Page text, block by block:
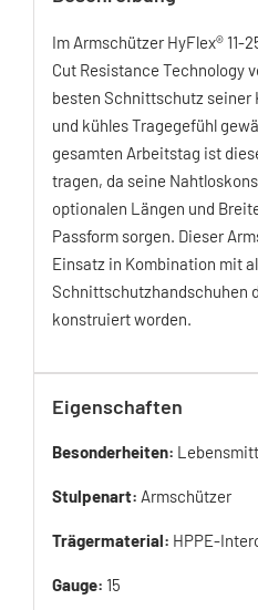
Im Armschützer HyFlex® 11-
Cut Resistance Technology
besten Schnittschutz seiner
und kühles Tragegefühl
gesamten Arbeitstag ist
tragen, da seine
optionalen Längen und
Passform sorgen. Dieser
Einsatz in Kombination mit
Schnittschutzhandschuhen
konstruiert worden.
Eigenschaften
Besonderheiten:
Stulpenart: Armschützer
Trägermaterial: HPPE-
Gauge: 15